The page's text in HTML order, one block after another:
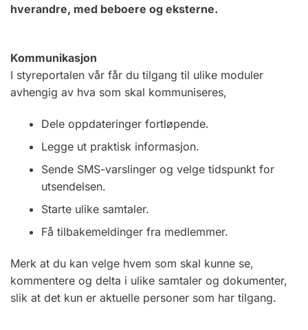
hverandre, med beboere og eksterne.
Kommunikasjon
I styreportalen vår får du tilgang til ulike moduler
avhengig av hva som skal kommuniseres,
Dele oppdateringer fortløpende.
Legge ut praktisk informasjon.
Sende SMS-varslinger og velge tidspunkt for
utsendelsen.
Starte ulike samtaler.
Få tilbakemeldinger fra medlemmer.
Merk at du kan velge hvem som skal kunne se,
kommentere og delta i ulike samtaler og dokumenter,
slik at det kun er aktuelle personer som har tilgang.